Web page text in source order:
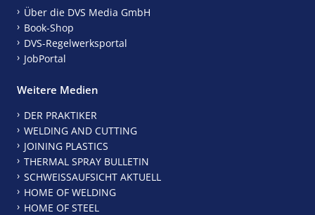
Über die DVS Media GmbH
Book-Shop
DVS-Regelwerksportal
JobPortal
Weitere Medien
DER PRAKTIKER
WELDING AND CUTTING
JOINING PLASTICS
THERMAL SPRAY BULLETIN
SCHWEISSAUFSICHT AKTUELL
HOME OF WELDING
HOME OF STEEL